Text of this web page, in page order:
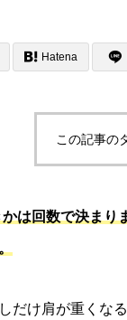
Hatena
この記事の
は回数で決まり
だけ肩が重くな